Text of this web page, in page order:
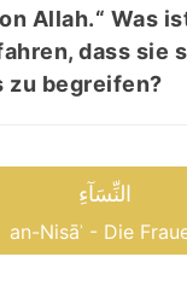
Allah.“ Was
dass sie
zu begreifen?
النِّسَآءِ
an-Nisāʾ - Die